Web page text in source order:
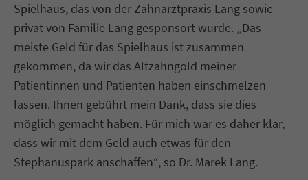
Spielhaus, das von der Zahnarztpraxis Lang sowie
privat von Familie Lang gesponsort wurde. „Das
meiste Geld für das Spielhaus ist zusammen
gekommen, da wir das Altzahngold meiner
Patientinnen und Patienten haben einschmelzen
lassen. Ihnen gebührt mein Dank, dass sie dies
möglich gemacht haben. Für mich war es daher klar,
dass wir mit dem Geld auch etwas für den
Stephanuspark anschaffen“, so Dr. Marek Lang.